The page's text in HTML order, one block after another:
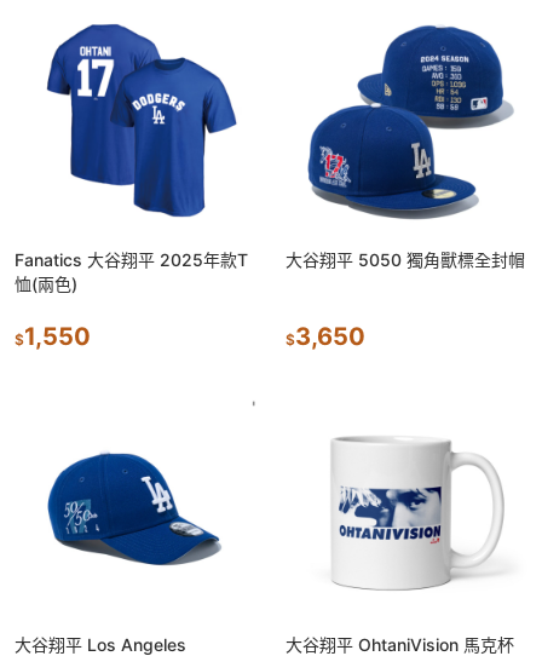
Fanatics 大谷翔平 2025年款T
恤(兩色)
$1,550
大谷翔平 5050 獨角獸標全封帽
$3,650
大谷翔平 Los Angeles
大谷翔平 OhtaniVision 馬克杯